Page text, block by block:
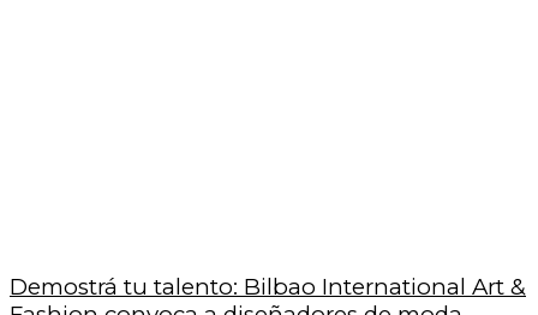
Demostrá tu talento: Bilbao International Art &